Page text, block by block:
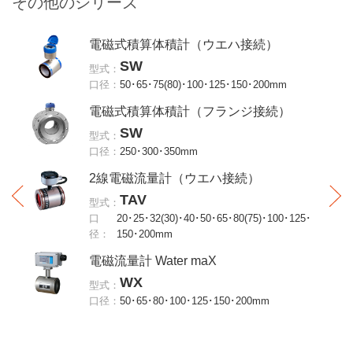
電磁式積算体積計（ウエハ接続）
型式： SW
口径： 50･65･75(80)･100･125･150･200mm
電磁式積算体積計（フランジ接続）
型式： SW
口径： 250･300･350mm
2線電磁流量計（ウエハ接続）
型式： TAV
口
径：
20･25･32(30)･40･50･65･80(75)･100･125･
150･200mm
電磁流量計 Water maX
型式： WX
口径： 50･65･80･100･125･150･200mm